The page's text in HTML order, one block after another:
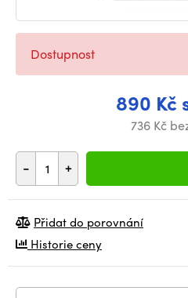
890 Kč
736 Kč
- +
Dostupnost
Přidat do porovnání
Historie ceny